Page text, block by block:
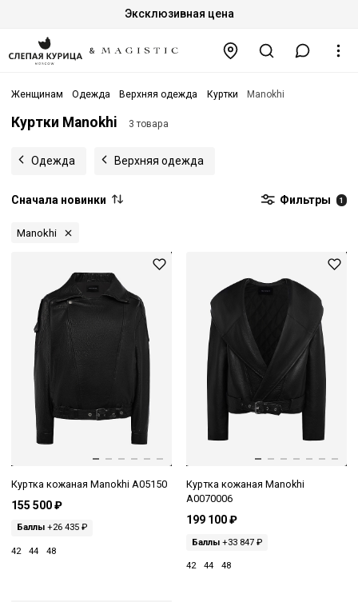
Эксклюзивная цена
Женщинам Одежда Верхняя одежда Куртки Manokhi
Куртки Manokhi 3 товара
Одежда Верхняя одежда
Сначала новинки Фильтры 1
Manokhi
Куртка кожаная Manokhi A05150
155 500 ₽
Баллы +26 435 ₽
42 44 48
Куртка кожаная Manokhi
A0070006
199 100 ₽
Баллы+33 847 ₽
42 44 48